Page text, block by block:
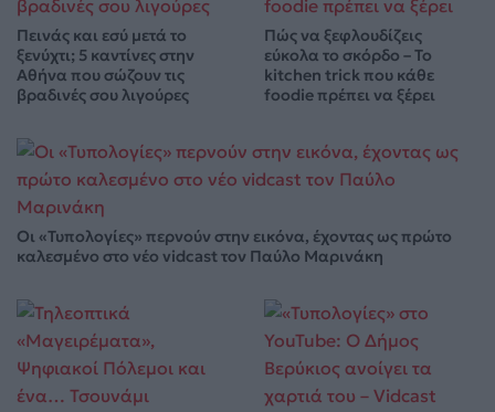
Πεινάς και εσύ μετά το
ξενύχτι; 5 καντίνες στην
Αθήνα που σώζουν τις
βραδινές σου λιγούρες
Πώς να ξεφλουδίζεις
εύκολα το σκόρδο – Το
kitchen trick που κάθε
foodie πρέπει να ξέρει
Οι «Τυπολογίες» περνούν στην εικόνα, έχοντας ως πρώτο
καλεσμένο στο νέο vidcast τον Παύλο Μαρινάκη